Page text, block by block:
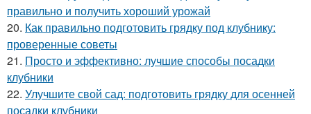
правильно и получить хороший урожай
20. Как правильно подготовить грядку под клубнику:
проверенные советы
21. Просто и эффективно: лучшие способы посадки
клубники
22. Улучшите свой сад: подготовить грядку для осенней
посадки клубники